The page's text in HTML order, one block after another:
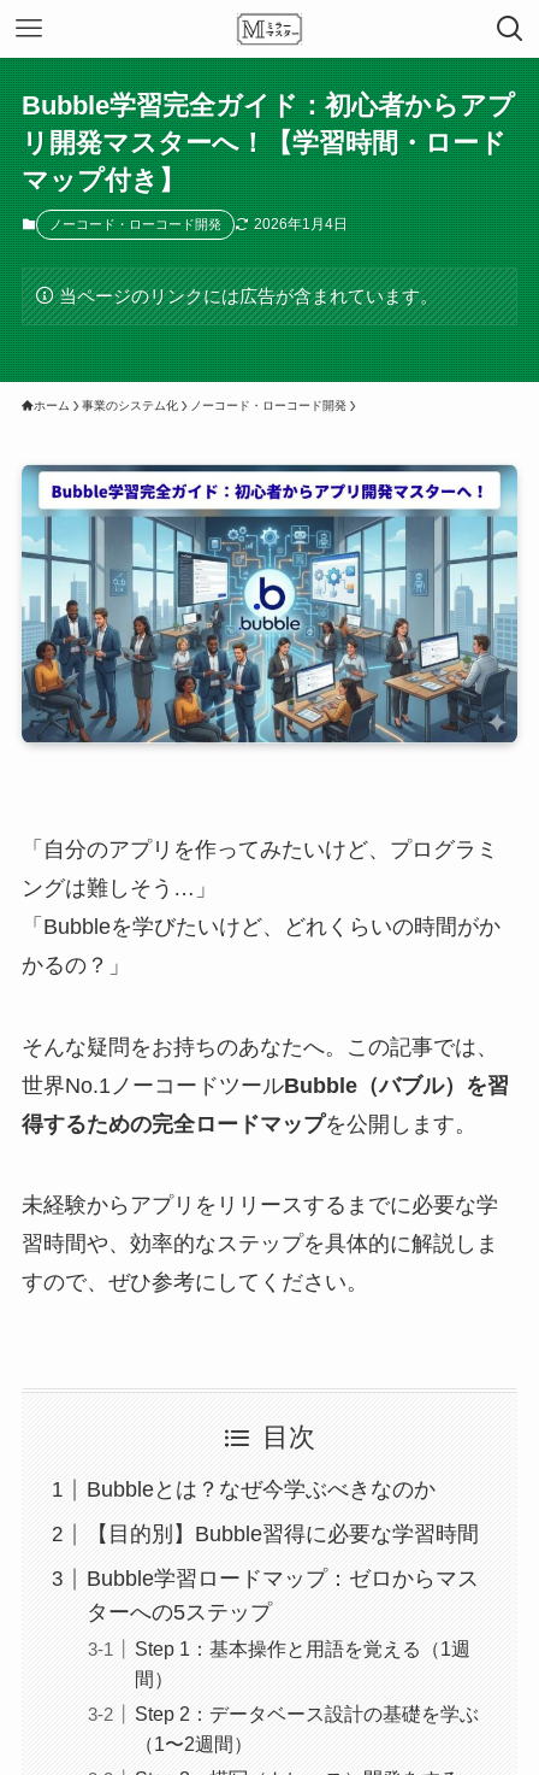
Bubble学習完全ガイド：初心者からアプ
リ開発マスターへ！【学習時間・ロード
マップ付き】
ノーコード・ローコード開発 2026年1月4日
当ページのリンクには広告が含まれています。
ホーム 事業のシステム化 ノーコード・ローコード開発
「自分のアプリを作ってみたいけど、プログラミ
ングは難しそう…」
「Bubbleを学びたいけど、どれくらいの時間がか
かるの？」
そんな疑問をお持ちのあなたへ。この記事では、
世界No.1ノーコードツールBubble（バブル）を習
得するための完全ロードマップを公開します。
未経験からアプリをリリースするまでに必要な学
習時間や、効率的なステップを具体的に解説しま
すので、ぜひ参考にしてください。
目次
Bubbleとは？なぜ今学ぶべきなのか
【目的別】Bubble習得に必要な学習時間
Bubble学習ロードマップ：ゼロからマス
ターへの5ステップ
Step 1：基本操作と用語を覚える（1週
間）
Step 2：データベース設計の基礎を学ぶ
（1〜2週間）